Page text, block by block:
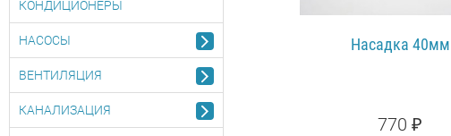
Насадка 40мм
770 ₽
КОНДИЦИОНЕРЫ
НАСОСЫ
ВЕНТИЛЯЦИЯ
КАНАЛИЗАЦИЯ